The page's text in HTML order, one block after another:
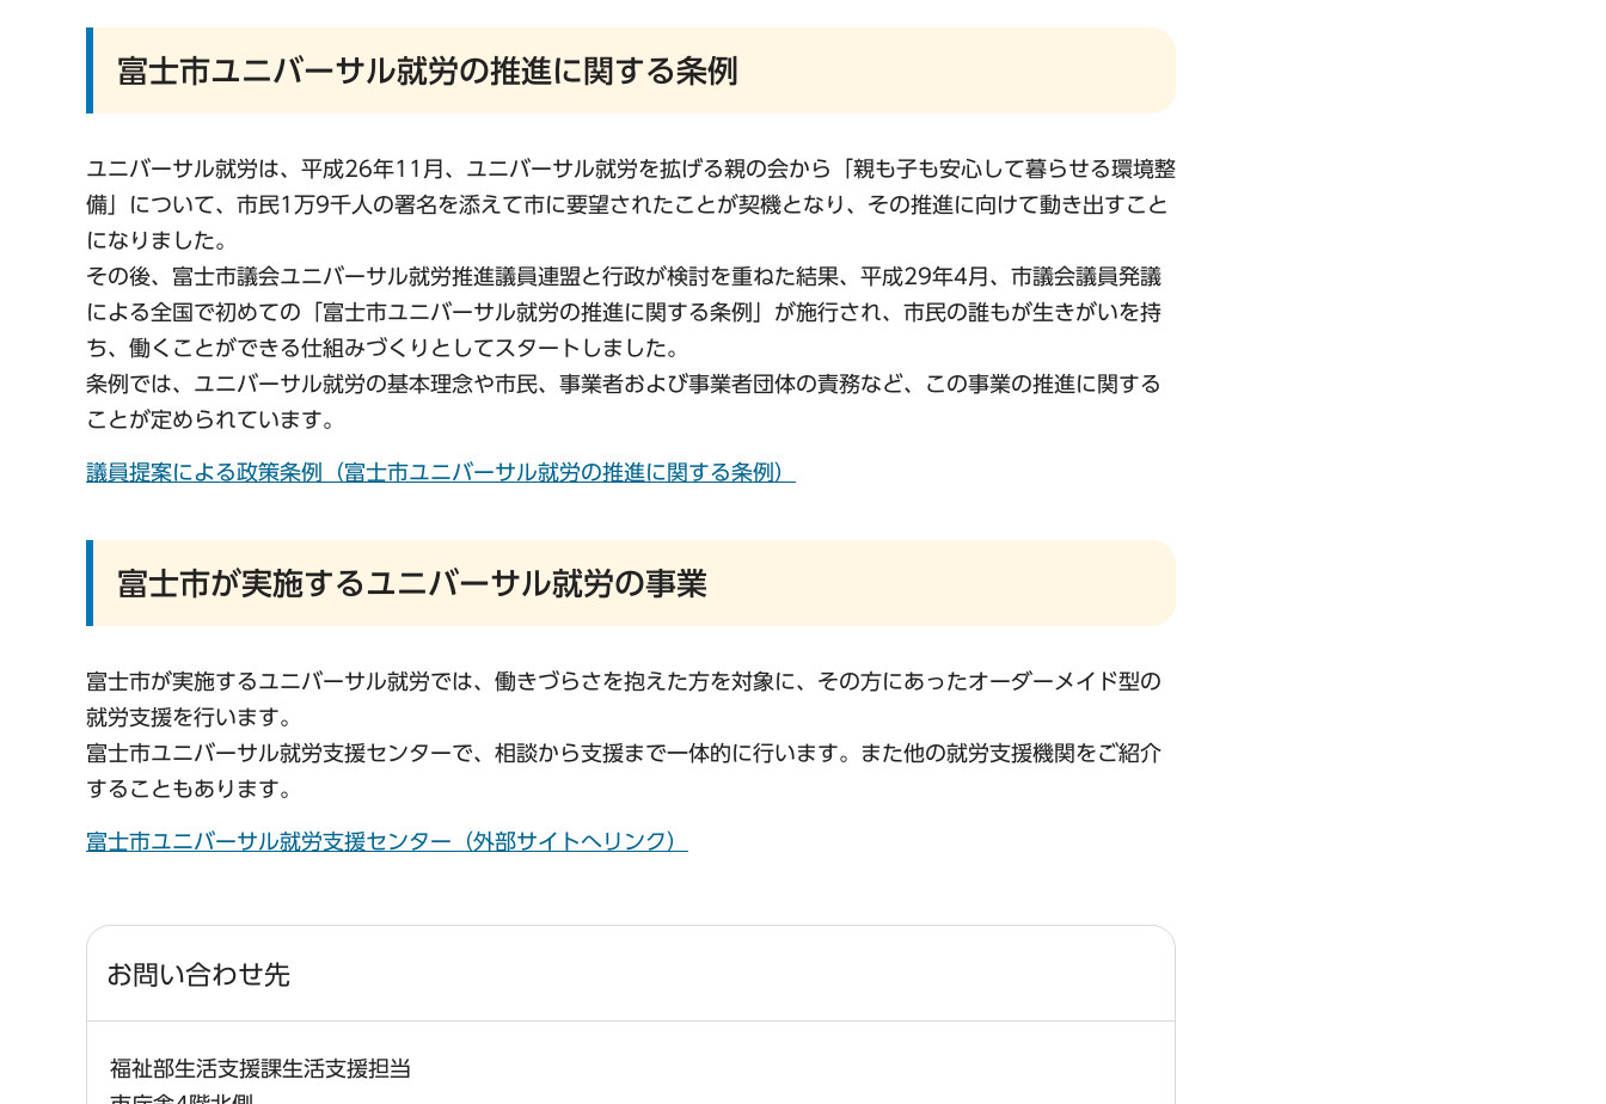
富士市ユニバーサル就労の推進に関する条例
ユニバーサル就労は、平成26年11月、ユニバーサル就労を拡げる親の会から「親も子も安心して暮らせる環境整
備」について、市民1万9千人の署名を添えて市に要望されたことが契機となり、その推進に向けて動き出すこと
になりました。
その後、富士市議会ユニバーサル就労推進議員連盟と行政が検討を重ねた結果、平成29年4月、市議会議員発議
による全国で初めての「富士市ユニバーサル就労の推進に関する条例」が施行され、市民の誰もが生きがいを持
ち、働くことができる仕組みづくりとしてスタートしました。
条例では、ユニバーサル就労の基本理念や市民、事業者および事業者団体の責務など、この事業の推進に関する
ことが定められています。
議員提案による政策条例（富士市ユニバーサル就労の推進に関する条例）
富士市が実施するユニバーサル就労の事業
富士市が実施するユニバーサル就労では、働きづらさを抱えた方を対象に、その方にあったオーダーメイド型の
就労支援を行います。
富士市ユニバーサル就労支援センターで、相談から支援まで一体的に行います。また他の就労支援機関をご紹介
することもあります。
富士市ユニバーサル就労支援センター（外部サイトへリンク）
お問い合わせ先
福祉部生活支援課生活支援担当